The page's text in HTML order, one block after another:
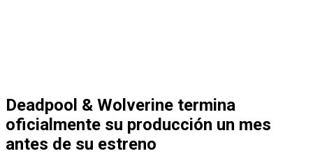
Deadpool & Wolverine termina
oficialmente su producción un mes
antes de su estreno